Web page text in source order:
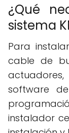
¿Qué
sistema
Para
cable de
software
instalador